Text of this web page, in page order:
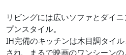
リビングには広いソファとダイ
プンスタイル。
IH完備のキッチンは木目調タイ
され、まるで映画のワンシーンの